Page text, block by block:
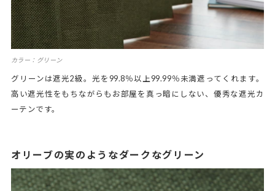
カラー：グリーン
グリーンは遮光2級。光を99.8％以上99.99％未満遮ってくれます。
高い遮光性をもちながらもお部屋を真っ暗にしない、優秀な遮光カ
ーテンです。
オリーブの実のようなダークなグリーン